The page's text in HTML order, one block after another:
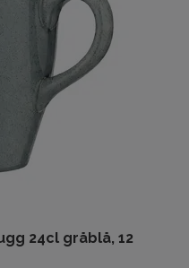
24cl gråblå, 12